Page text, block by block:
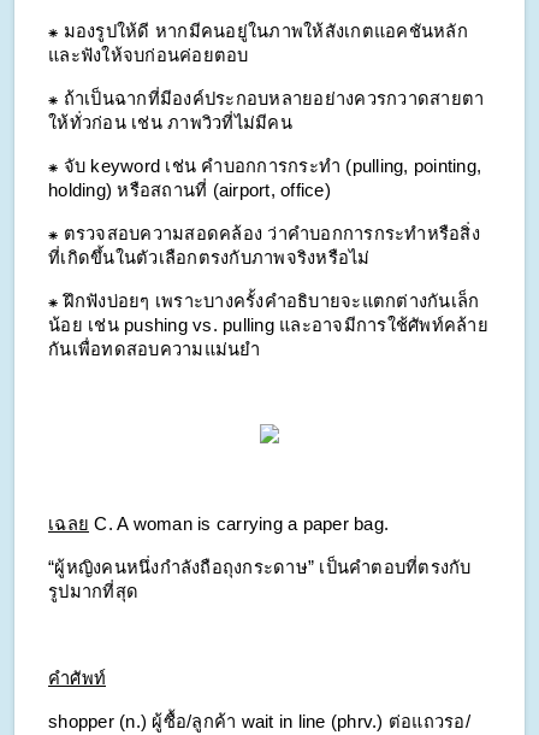
⁕ มองรูปให้ดี หากมีคนอยู่ในภาพให้สังเกตแอคชันหลัก
และฟังให้จบก่อนค่อยตอบ
⁕ ถ้าเป็นฉากที่มีองค์ประกอบหลายอย่างควรกวาดสายตา
ให้ทั่วก่อน เช่น ภาพวิวที่ไม่มีคน
⁕ จับ keyword เช่น คำบอกการกระทำ (pulling, pointing,
holding) หรือสถานที่ (airport, office)
⁕ ตรวจสอบความสอดคล้อง ว่าคำบอกการกระทำหรือสิ่ง
ที่เกิดขึ้นในตัวเลือกตรงกับภาพจริงหรือไม่
⁕ ฝึกฟังบ่อยๆ เพราะบางครั้งคำอธิบายจะแตกต่างกันเล็ก
น้อย เช่น pushing vs. pulling และอาจมีการใช้ศัพท์คล้าย
กันเพื่อทดสอบความแม่นยำ
เฉลย C. A woman is carrying a paper bag.
“ผู้หญิงคนหนึ่งกำลังถือถุงกระดาษ” เป็นคำตอบที่ตรงกับ
รูปมากที่สุด
คำศัพท์
shopper (n.) ผู้ซื้อ/ลูกค้า wait in line (phrv.) ต่อแถวรอ/